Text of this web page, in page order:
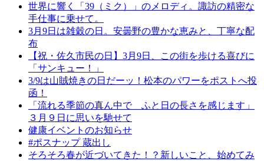
世界に響く「39（ミク）」のメロディ。諏訪の精密な
手仕事に乗せて。
3月9日は雑穀の日。安曇野の豊かな恵みと、丁寧な配
布
【祝・佐久市民の日】3月9日、この街を歩ける喜びに
「サンキュー！」
3/9は山賊焼きの日だーッ！松本のパワーをポストへ投
函！
「流れる季節の真ん中で ふと日の長さを感じます」
３月９日に思いを馳せて
健康イベントのお知らせ
#ポスナップ 蔵出し
そろそろ春が近づいてきた！？新しいこと、始めてみ